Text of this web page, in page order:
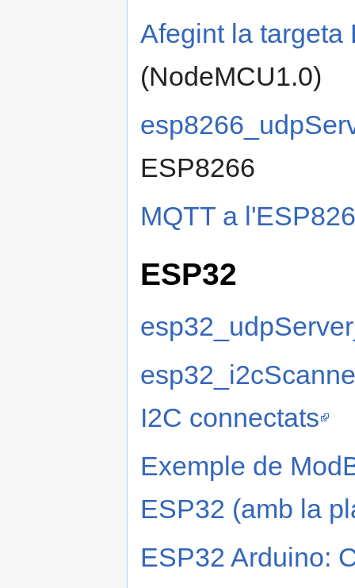
Afegint la targeta
(NodeMCU1.0)
ESP8266
MQTT a
ESP32
I2C connectats
Exemple de
ESP32 (amb la
ESP32 Arduino: